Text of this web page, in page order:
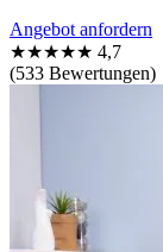
Angebot anfordern
★★★★★ 4,7
(533 Bewertungen)